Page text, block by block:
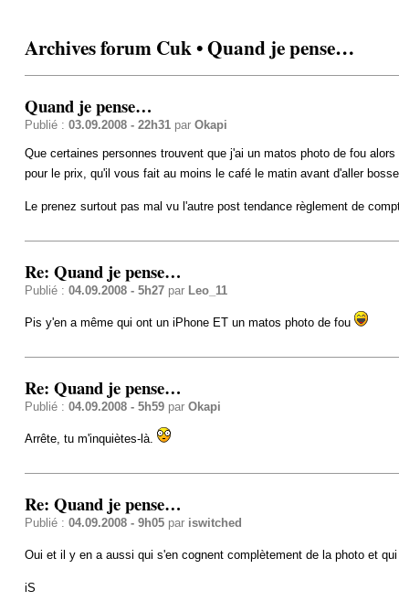
Archives forum Cuk • Quand je pense…
Quand je pense…
Publié : 03.09.2008 - 22h31par Okapi
Que certaines personnes trouvent que j'ai un matos photo de fou
pour le prix, qu'il vous fait au moins le café le matin avant d'aller
Le prenez surtout pas mal vu l'autre post tendance règlement de
Re: Quand je pense…
Publié : 04.09.2008 - 5h27par Leo_11
Pis y'en a même qui ont un iPhone ET un matos photo de fou
Re: Quand je pense…
Publié : 04.09.2008 - 5h59par Okapi
Arrête, tu m'inquiètes-là.
Re: Quand je pense…
Publié : 04.09.2008 - 9h05par iswitched
Oui et il y en a aussi qui s'en cognent complètement de la photo et
iS